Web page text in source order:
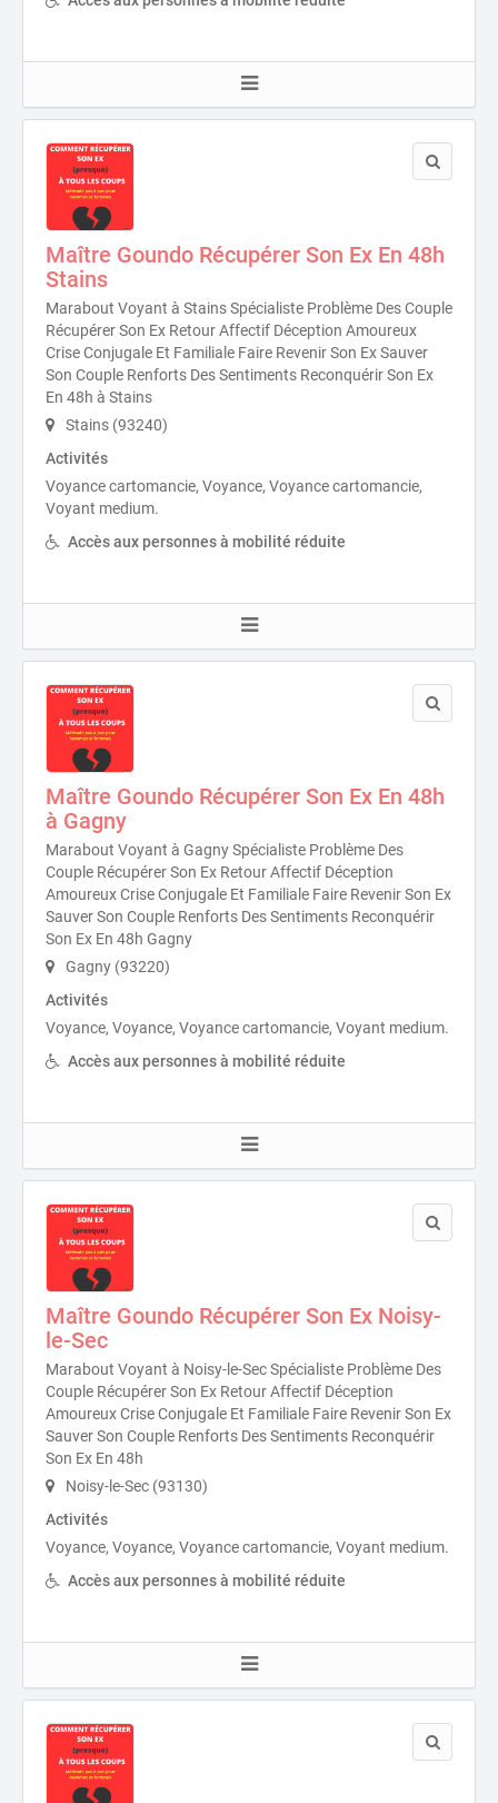
Maître Goundo Récupérer Son Ex En 48h
Stains
Marabout Voyant à Stains Spécialiste Problème Des Couple
Récupérer Son Ex Retour Affectif Déception Amoureux
Crise Conjugale Et Familiale Faire Revenir Son Ex Sauver
Son Couple Renforts Des Sentiments Reconquérir Son Ex
En 48h à Stains
Stains (93240)
Activités
Voyance cartomancie, Voyance, Voyance cartomancie,
Voyant medium.
Accès aux personnes à mobilité réduite
Maître Goundo Récupérer Son Ex En 48h
à Gagny
Marabout Voyant à Gagny Spécialiste Problème Des
Couple Récupérer Son Ex Retour Affectif Déception
Amoureux Crise Conjugale Et Familiale Faire Revenir Son Ex
Sauver Son Couple Renforts Des Sentiments Reconquérir
Son Ex En 48h Gagny
Gagny (93220)
Activités
Voyance, Voyance, Voyance cartomancie, Voyant medium.
Accès aux personnes à mobilité réduite
Maître Goundo Récupérer Son Ex Noisy-
le-Sec
Marabout Voyant à Noisy-le-Sec Spécialiste Problème Des
Couple Récupérer Son Ex Retour Affectif Déception
Amoureux Crise Conjugale Et Familiale Faire Revenir Son Ex
Sauver Son Couple Renforts Des Sentiments Reconquérir
Son Ex En 48h
Noisy-le-Sec (93130)
Activités
Voyance, Voyance, Voyance cartomancie, Voyant medium.
Accès aux personnes à mobilité réduite